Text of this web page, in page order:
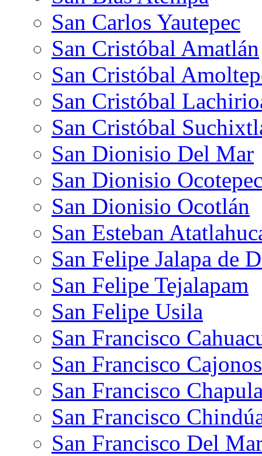
San Carlos Yautepec
San Cristóbal Amatlán
San Cristóbal
San Cristóbal
San Cristóbal
San Dionisio Del Mar
San Dionisio
San Dionisio Ocotlán
San Esteban
San Felipe Jalapa de
San Felipe Tejalapam
San Felipe Usila
San Francisco
San Francisco Cajonos
San Francisco
San Francisco
San Francisco Del